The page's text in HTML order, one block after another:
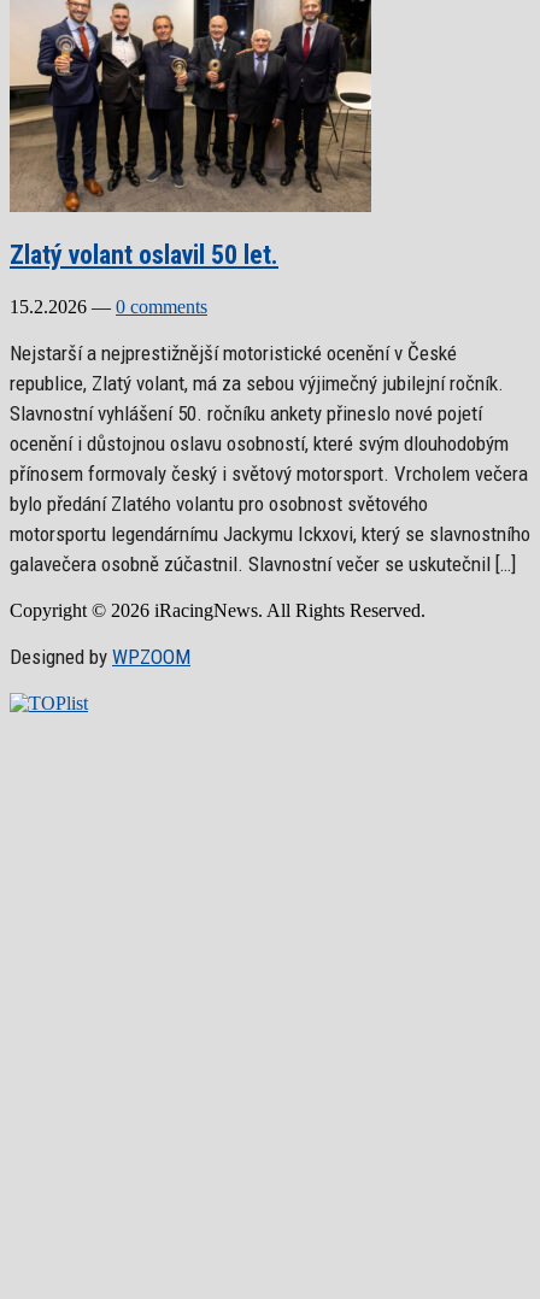
Zlatý volant oslavil 50 let.
15.2.2026 — 0 comments
Nejstarší a nejprestižnější motoristické ocenění v České
republice, Zlatý volant, má za sebou výjimečný jubilejní ročník.
Slavnostní vyhlášení 50. ročníku ankety přineslo nové pojetí
ocenění i důstojnou oslavu osobností, které svým dlouhodobým
přínosem formovaly český i světový motorsport. Vrcholem večera
bylo předání Zlatého volantu pro osobnost světového
motorsportu legendárnímu Jackymu Ickxovi, který se slavnostního
galavečera osobně zúčastnil. Slavnostní večer se uskutečnil […]
Copyright © 2026 iRacingNews. All Rights Reserved.
Designed by WPZOOM